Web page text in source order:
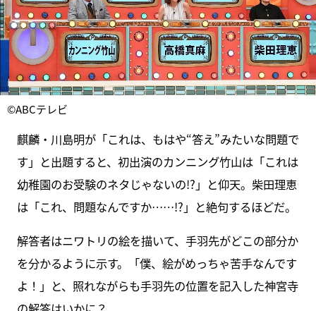
©ABCテレビ
麒麟・川島明が「これは、もはや“答え”みたいな問題で
す」と出題すると、初出演のカンニング竹山は「これは
幼稚園のお受験のネタじゃないの!?」と仰天。柴田理恵
は「これ、問題なんですか……!?」と絶句するほどだ。
解答者はニワトリの絵を描いて、手羽先がどこの部分か
を分かるように示す。「僕、絵がめっちゃ苦手なんです
よ！」と、照れながらも手羽先の位置を記入した神宮寺